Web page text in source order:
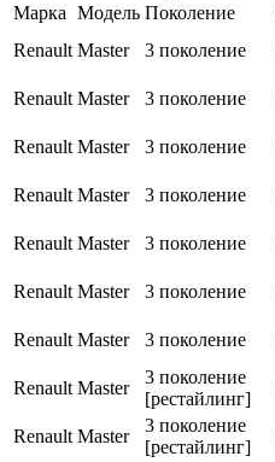
Марка Модель Поколение
Renault Master 3 поколение
Renault Master 3 поколение
Renault Master 3 поколение
Renault Master 3 поколение
Renault Master 3 поколение
Renault Master 3 поколение
Renault Master 3 поколение
Renault Master
3 поколение
[рестайлинг]
Renault Master
3 поколение
[рестайлинг]